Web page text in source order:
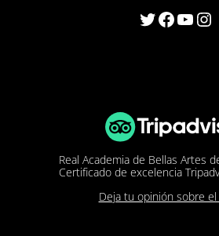
Twitter Facebook YouTube Instagram
Real Academia de Bellas Artes
Certificado de excelencia
Deja tu opinión sobre